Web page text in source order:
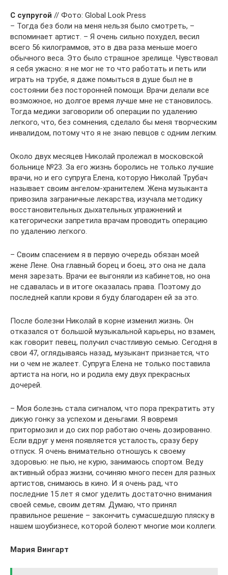
С супругой // Фото: Global Look Press
– Тогда без боли на меня нельзя было смотреть, –
вспоминает артист. – Я очень сильно похудел, весил
всего 56 килограммов, это в два раза меньше моего
обычного веса. Это было страшное зрелище. Чувствовал
я себя ужасно: я не мог не то что работать и петь или
играть на трубе, я даже помыться в душе был не в
состоянии без посторонней помощи. Врачи делали все
возможное, но долгое время лучше мне не становилось.
Тогда медики заговорили об операции по удалению
легкого, что, без сомнения, сделало бы меня творческим
инвалидом, потому что я не знаю певцов с одним легким.
Около двух месяцев Николай пролежал в московской
больнице №23. За его жизнь боролись не только лучшие
врачи, но и его супруга Елена, которую Николай Трубач
называет своим ангелом-хранителем. Жена музыканта
привозила заграничные лекарства, изучала методику
восстановительных дыхательных упражнений и
категорически запретила врачам проводить операцию
по удалению легкого.
– Своим спасением я в первую очередь обязан моей
жене Лене. Она главный борец и боец, это она не дала
меня зарезать. Врачи ее выгоняли из кабинетов, но она
не сдавалась и в итоге оказалась права. Поэтому до
последней капли крови я буду благодарен ей за это.
После болезни Николай в корне изменил жизнь. Он
отказался от большой музыкальной карьеры, но взамен,
как говорит певец, получил счастливую семью. Сегодня в
свои 47, оглядываясь назад, музыкант признается, что
ни о чем не жалеет. Супруга Елена не только поставила
артиста на ноги, но и родила ему двух прекрасных
дочерей.
– Моя болезнь стала сигналом, что пора прекратить эту
дикую гонку за успехом и деньгами. Я вовремя
притормозил и до сих пор работаю очень дозированно.
Если вдруг у меня появляется усталость, сразу беру
отпуск. Я очень внимательно отношусь к своему
здоровью: не пью, не курю, занимаюсь спортом. Веду
активный образ жизни, сочиняю много песен для разных
артистов, снимаюсь в кино. И я очень рад, что
последние 15 лет я смог уделить достаточно внимания
своей семье, своим детям. Думаю, что принял
правильное решение – закончить сумасшедшую пляску в
нашем шоубизнесе, которой болеют многие мои коллеги.
Мария Вингарт